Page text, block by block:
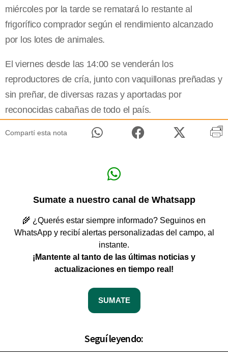
miércoles por la tarde se rematará lo restante al
frigorífico comprador según el rendimiento alcanzado
por los lotes de animales.
El viernes desde las 14:00 se venderán los
reproductores de cría, junto con vaquillonas preñadas y
sin preñar, de diversas razas y aportadas por
reconocidas cabañas de todo el país.
Compartí esta nota
Sumate a nuestro canal de Whatsapp
🌾 ¿Querés estar siempre informado? Seguinos en
WhatsApp y recibí alertas personalizadas del campo, al
instante.
¡Mantente al tanto de las últimas noticias y
actualizaciones en tiempo real!
SUMATE
Seguí leyendo: